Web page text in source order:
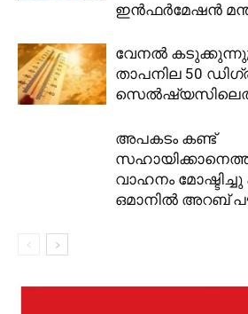
ഇൻഫർമേഷൻ
വേനൽ കടുക്കുന്നു;
താപനില 50
അപകടം കണ്ട്
വാഹനം
ഒമാനിൽ അറബ്